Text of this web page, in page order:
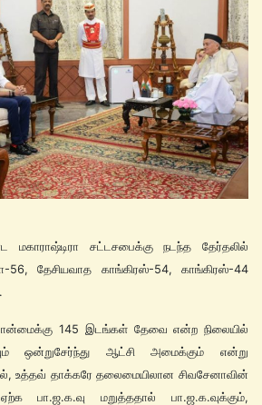
சட்டசபைக்கு நடந்த தேர்தலில்
56, தேசியவாத காங்கிரஸ்-54, காங்கிரஸ்-44
145 இடங்கள் தேவை என்ற நிலையில்
ஒன்றுசேர்ந்து ஆட்சி அமைக்கும் என்று
உத்தவ் தாக்கரே தலைமையிலான சிவசேனாவின்
பா.ஜ.க.வு மறுத்ததால் பா.ஜ.க.வுக்கும்,